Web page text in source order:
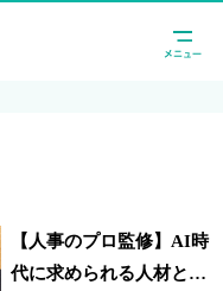
【人事のプロ監修】AI時
代に求められる人材と